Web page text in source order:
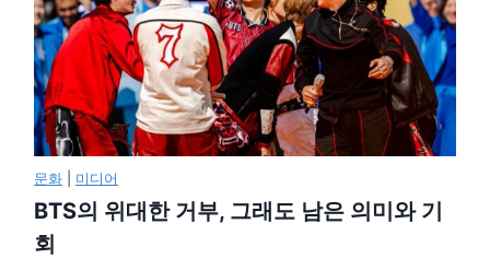
문화 미디어
BTS의 위대한 거부, 그래도 남은 의미와 기
회